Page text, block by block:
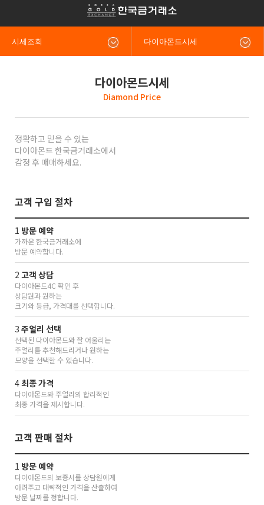
시세조회 다이아몬드시세
다이아몬드시세
Diamond Price
정확하고 믿을 수 있는
다이아몬드 한국금거래소에서
감정 후 매매하세요.
고객 구입 절차
1 방문 예약
가까운 한국금거래소에
방문 예약합니다.
2 고객 상담
다이아몬드4C 확인 후
상담원과 원하는
크기와 등급, 가격대를 선택합니다.
3 주얼리 선택
선택된 다이아몬드와 잘 어울리는
주얼리를 추천해드리거나 원하는
모양을 선택할 수 있습니다.
4최종 가격
다이아몬드와 주얼리의 합리적인
최종 가격을 제시합니다.
고객 판매 절차
1 방문 예약
다이아몬드의 보증서를 상담원에게
아려주고 대략적인 가격을 산출하여
방문 날짜를 정합니다.